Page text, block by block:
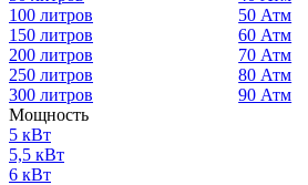
100 литров
150 литров
200 литров
250 литров
300 литров
Мощность
5 кВт
5,5 кВт
6 кВт
50 Атм
60 Атм
70 Атм
80 Атм
90 Атм